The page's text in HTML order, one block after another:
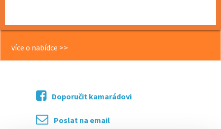
více o nabídce >>
Doporučit kamarádovi
Poslat na email